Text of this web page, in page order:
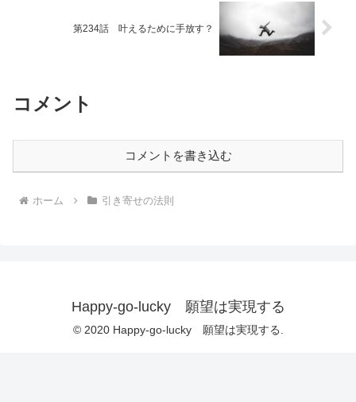
第234話 叶えるために手放す？
コメント
コメントを書き込む
ホーム 引き寄せの法則
Happy-go-lucky 願望は実現する
© 2020 Happy-go-lucky 願望は実現する.